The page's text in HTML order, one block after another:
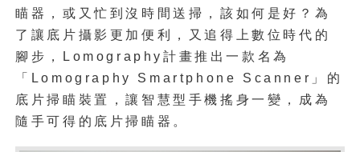
瞄器，或又忙到沒時間送掃，該如何是好？為
了讓底片攝影更加便利，又追得上數位時代的
腳步，Lomography計畫推出一款名為
「Lomography Smartphone Scanner」的
底片掃瞄裝置，讓智慧型手機搖身一變，成為
隨手可得的底片掃瞄器。